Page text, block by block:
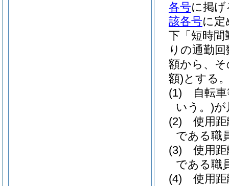
各号に掲
該各号に定
下「短時間
りの通勤
額から、
額)とする
(1)
自転
いう。)が
(2)
使用
である職
(3)
使用
である職
(4)
使用